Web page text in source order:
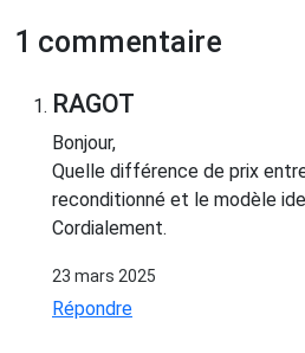
1 commentaire
RAGOT
Bonjour,
Quelle différence de prix
reconditionné et le modèle
Cordialement.
23 mars 2025
Répondre